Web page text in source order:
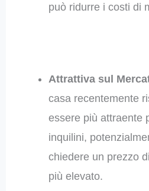
può ridurre i costi di
Attrattiva sul
casa recentemente
essere più attraente
inquilini,
chiedere un prezzo
più elevato.